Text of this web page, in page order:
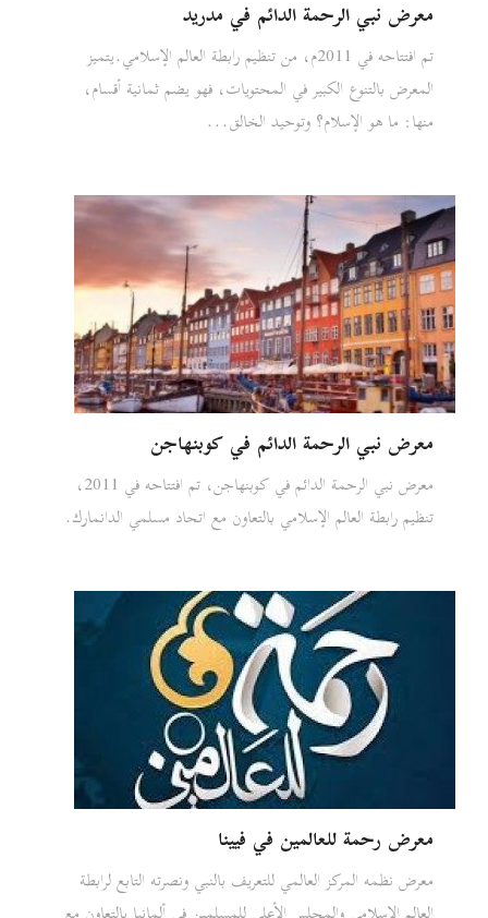
معرض نبي الرحمة الدائم في مدريد
تم افتتاحه في 2011م، من تنظيم رابطة العالم الإسلامي.يتميز
المعرض بالتنوع الكبير في المحتويات، فهو يضم ثمانية أقسام،
منها: ما هو الإسلام؟ وتوحيد الخالق...
معرض نبي الرحمة الدائم في كوبنهاجن
معرض نبي الرحمة الدائم في كوبنهاجن، تم افتتاحه في 2011،
تنظيم رابطة العالم الإسلامي بالتعاون مع اتحاد مسلمي الدانمارك.
معرض رحمة للعالمين في فيينا
معرض نظمه المركز العالمي للتعريف بالنبي ونصرته التابع لرابطة